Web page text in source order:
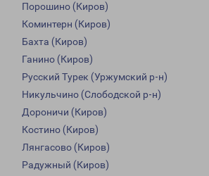
Порошино (Киров)
Коминтерн (Киров)
Бахта (Киров)
Ганино (Киров)
Русский Турек (Уржумский р-н)
Никульчино (Слободской р-н)
Дороничи (Киров)
Костино (Киров)
Лянгасово (Киров)
Радужный (Киров)